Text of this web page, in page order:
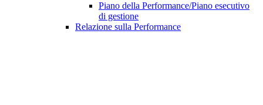
Piano della Performance/Piano esecutivo
di gestione
Relazione sulla Performance